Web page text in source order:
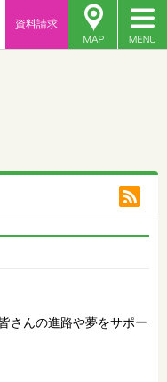
資料請求
さんの進路や夢をサポー